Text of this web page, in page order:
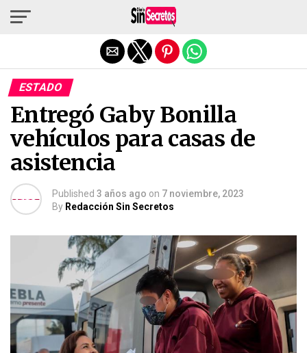
ESTADO
Entregó Gaby Bonilla
vehículos para casas de
asistencia
Published 3 años ago on 7 noviembre, 2023
By Redacción Sin Secretos
Salir de la versión móvil